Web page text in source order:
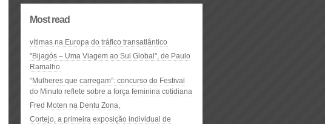
Most read
vítimas na Europa do tráfico transatlântico
"Bijagós – Uma Viagem ao Sul Global", de Paulo
Ramalho
“Mulheres que carregam”: concurso do Festival
do Minuto reflete sobre a força feminina cotidiana
Fred Moten na Dentu Zona,
Cortejo, a primeira exposição individual de